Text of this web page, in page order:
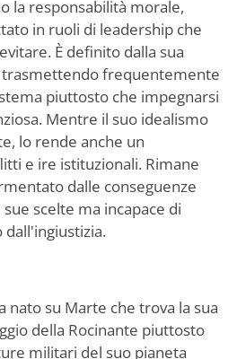
la responsabilità morale,
in ruoli di leadership che
È definito dalla sua
trasmettendo frequentemente
piuttosto che impegnarsi
Mentre il suo idealismo
lo rende anche un
e ire istituzionali. Rimane
dalle conseguenze
scelte ma incapace di
nato su Marte che trova la sua
della Rocinante piuttosto
militari del suo pianeta